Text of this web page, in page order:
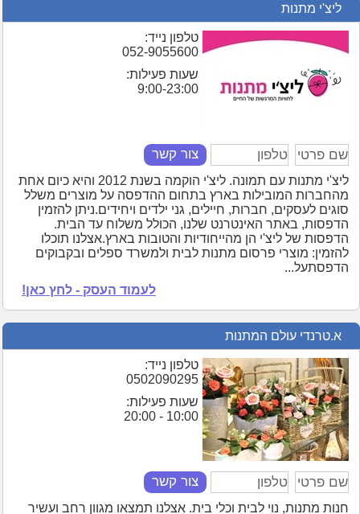
ליצ'י מתנות
טלפון נייד:
052-9055600
שעות פעילות:
9:00-23:00
צור קשר
ליצ'י מתנות עם תמונה. ליצ'י הוקמה בשנת 2012 והיא כיום אחת
מהחברות המובילות בארץ בתחום ההדפסה על מוצרים משלל
סוגים לעסקים, חברות, חיילים, גני ילדים ויחידים.ניתן להזמין
הדפסות, באתר האינטרנט שלנו, הכולל משלוח עד הבית.
הדפסות של ליצ'י הן מהייחודיות והטובות בארץ.אצלנו תוכלו
להזמין: מוצרי פרסום מתנות לבית ולמשרד ספלים ובקבוקים
הדפסתעל...
לעמוד העסק - לחץ כאן!
א.טרנדי עולם המתנות
טלפון נייד:
0502090295
שעות פעילות:
10:00 - 20:00
צור קשר
חנות מתנות, נוי לבית וכלי בית. אצלנו תמצאו מגוון רחב ועשיר